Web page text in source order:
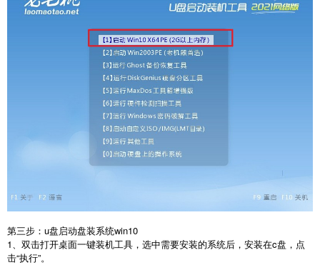
第三步：u盘启动盘装系统win10
1、双击打开桌面一键装机工具，选中需要安装的系统后，安装在c盘，点
击“执行”。